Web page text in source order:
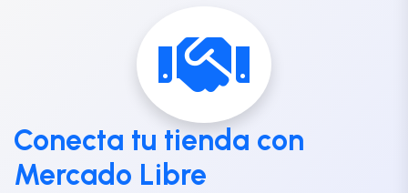
Conecta tu tienda con
Mercado Libre